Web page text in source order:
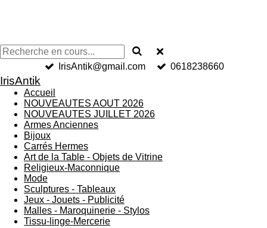
IrisAntik@gmail.com 0618238660
IrisAntik
Accueil
NOUVEAUTES AOUT 2026
NOUVEAUTES JUILLET 2026
Armes Anciennes
Bijoux
Carrés Hermes
Art de la Table - Objets de Vitrine
Religieux-Maconnique
Mode
Sculptures - Tableaux
Jeux - Jouets - Publicité
Malles - Maroquinerie - Stylos
Tissu-linge-Mercerie